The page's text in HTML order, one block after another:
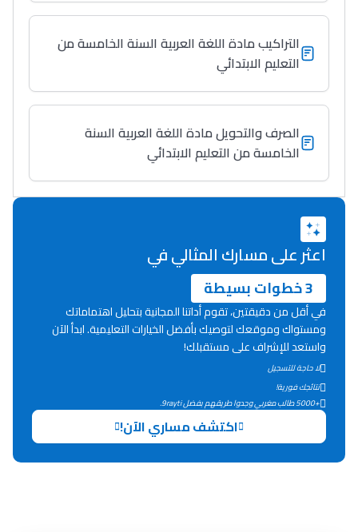
التراكيب مادة اللغة العربية السنة الخامسة من
التعليم الابتدائي
الصرف والتحويل مادة اللغة العربية السنة
الخامسة من التعليم الابتدائي
اعثر على مسارك المثالي في
3 خطوات بسيطة
في أقل من دقيقتين، تقوم أداتنا المجانية بتحليل اهتماماتك
ومستواك وموقعك لتوصيك بأفضل الخيارات التعليمية. ابدأ الآن
واستعد للإشراف على مستقبلك!
لا حاجة للتسجيل
نتائجك فورية!
+5000 طالب مغربي وجدوا طريقهم بفضل 9rayti.
اكتشف مساري الآن!